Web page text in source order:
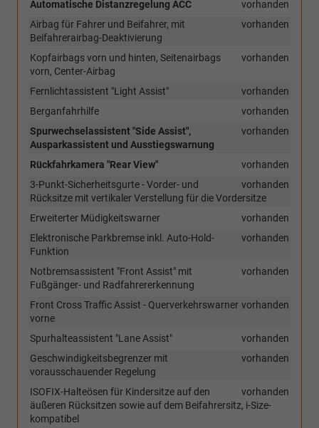
vorhanden
Automatische Distanzregelung ACC
vorhanden
Airbag für Fahrer und Beifahrer, mit
Beifahrerairbag-Deaktivierung
vorhanden
Kopfairbags vorn und hinten, Seitenairbags
vorn, Center-Airbag
vorhanden
Fernlichtassistent "Light Assist"
vorhanden
Berganfahrhilfe
vorhanden
Spurwechselassistent "Side Assist",
Ausparkassistent und Ausstiegswarnung
vorhanden
Rückfahrkamera "Rear View"
vorhanden
3-Punkt-Sicherheitsgurte - Vorder- und
Rücksitze mit vertikaler Verstellung für die Vordersitze
vorhanden
Erweiterter Müdigkeitswarner
vorhanden
Elektronische Parkbremse inkl. Auto-Hold-
Funktion
vorhanden
Notbremsassistent "Front Assist" mit
Fußgänger- und Radfahrererkennung
vorhanden
Front Cross Traffic Assist - Querverkehrswarner
vorne
vorhanden
Spurhalteassistent "Lane Assist"
vorhanden
Geschwindigkeitsbegrenzer mit
vorausschauender Regelung
vorhanden
ISOFIX-Halteösen für Kindersitze auf den
äußeren Rücksitzen sowie auf dem Beifahrersitz, i-Size-
kompatibel